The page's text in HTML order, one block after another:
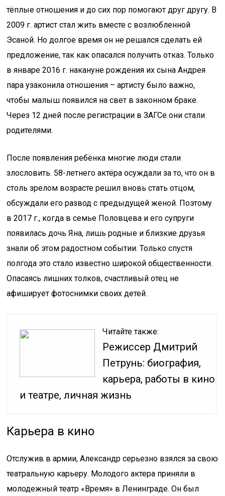
тёплые отношения и до сих пор помогают друг другу. В
2009 г. артист стал жить вместе с возлюбленной
Эсаной. Но долгое время он не решался сделать ей
предложение, так как опасался получить отказ. Только
в январе 2016 г. накануне рождения их сына Андрея
пара узаконила отношения – артисту было важно,
чтобы малыш появился на свет в законном браке.
Через 12 дней после регистрации в ЗАГСе они стали
родителями.
После появления ребёнка многие люди стали
злословить. 58-летнего актёра осуждали за то, что он в
столь зрелом возрасте решил вновь стать отцом,
обсуждали его развод с предыдущей женой. Поэтому
в 2017 г., когда в семье Половцева и его супруги
появилась дочь Яна, лишь родные и близкие друзья
знали об этом радостном событии. Только спустя
полгода это стало известно широкой общественности.
Опасаясь лишних толков, счастливый отец не
афиширует фотоснимки своих детей.
Читайте также:
Режиссер Дмитрий
Петрунь: биография,
карьера, работы в кино
и театре, личная жизнь
Карьера в кино
Отслужив в армии, Александр серьезно взялся за свою
театральную карьеру. Молодого актера приняли в
молодежный театр «Время» в Ленинграде. Он был